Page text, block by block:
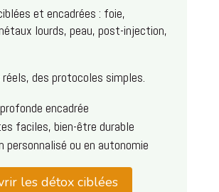
et encadrées : foie,
lourds, peau, post-injection,
des protocoles simples.
encadrée
faciles, bien-être durable
personnalisé ou en autonomie
les détox ciblées